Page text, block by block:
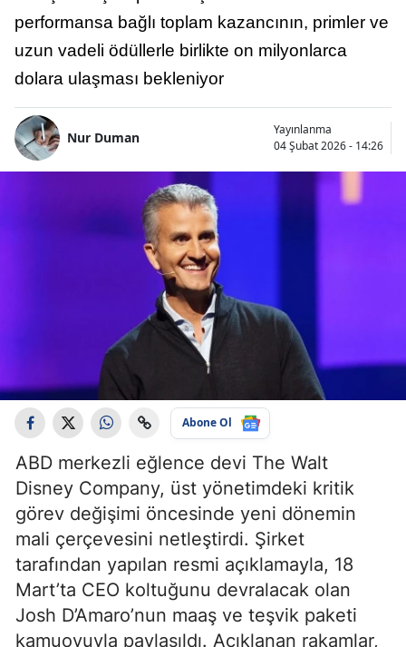
performansa bağlı toplam kazancının, primler ve
uzun vadeli ödüllerle birlikte on milyonlarca
dolara ulaşması bekleniyor
Nur Duman
Yayınlanma
04 Şubat 2026 - 14:26
Abone Ol
ABD merkezli eğlence devi The Walt
Disney Company, üst yönetimdeki kritik
görev değişimi öncesinde yeni dönemin
mali çerçevesini netleştirdi. Şirket
tarafından yapılan resmi açıklamayla, 18
Mart’ta CEO koltuğunu devralacak olan
Josh D’Amaro’nun maaş ve teşvik paketi
kamuoyuyla paylaşıldı. Açıklanan rakamlar,